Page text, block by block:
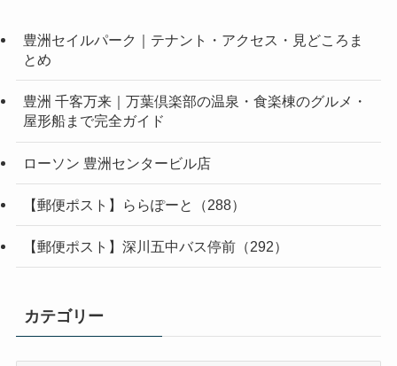
豊洲セイルパーク｜テナント・アクセス・見どころま
とめ
豊洲 千客万来｜万葉倶楽部の温泉・食楽棟のグルメ・
屋形船まで完全ガイド
ローソン 豊洲センタービル店
【郵便ポスト】ららぽーと（288）
【郵便ポスト】深川五中バス停前（292）
カテゴリー